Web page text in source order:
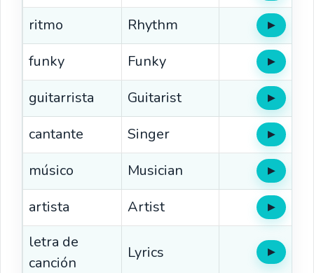
ritmo Rhythm ▶Oír
funky Funky ▶Oír
guitarrista Guitarist ▶Oír
cantante Singer ▶Oír
músico Musician ▶Oír
artista Artist ▶Oír
letra de
canción
Lyrics ▶Oír